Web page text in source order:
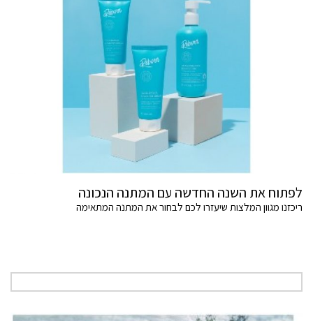
לפתוח את השנה החדשה עם המתנה הנכונה
ריכזנו מגוון המלצות שיעזרו לכם לבחור את המתנה המתאימה